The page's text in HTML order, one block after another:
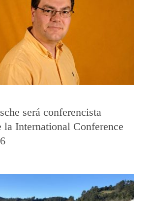
será conferencista
la International Conference